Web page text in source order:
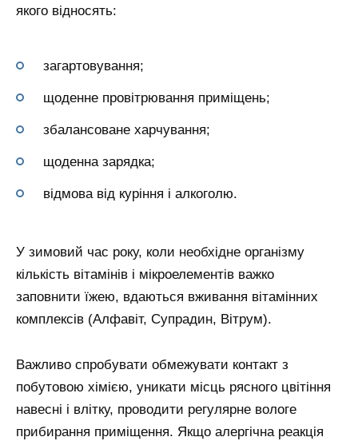
якого відносять:
загартовування;
щоденне провітрювання приміщень;
збалансоване харчування;
щоденна зарядка;
відмова від куріння і алкоголю.
У зимовий час року, коли необхідне організму
кількість вітамінів і мікроелементів важко
заповнити їжею, вдаються вживання вітамінних
комплексів (Алфавіт, Супрадин, Вітрум).
Важливо спробувати обмежувати контакт з
побутовою хімією, уникати місць рясного цвітіння
навесні і влітку, проводити регулярне вологе
прибирання приміщення. Якщо алергічна реакція